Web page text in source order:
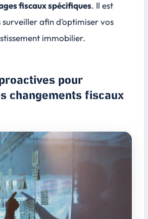
fiscaux spécifiques. Il est
afin d’optimiser vos
immobilier.
pour
changements fiscaux